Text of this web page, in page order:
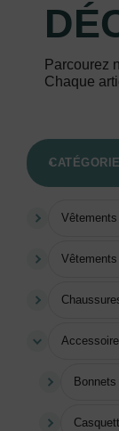
Parcourez
Chaque
Vêtements
Bonnets